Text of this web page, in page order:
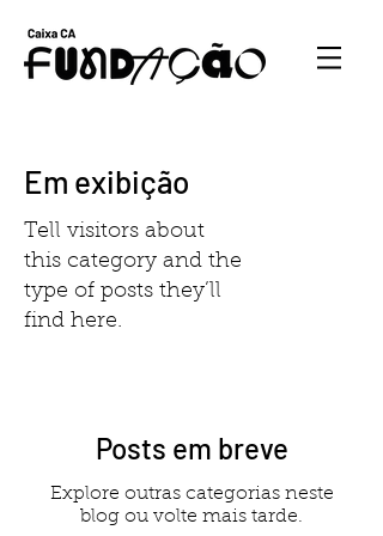
Em exibição
Tell visitors about
this category and the
type of posts they’ll
find here.
Posts em breve
Explore outras categorias neste
blog ou volte mais tarde.